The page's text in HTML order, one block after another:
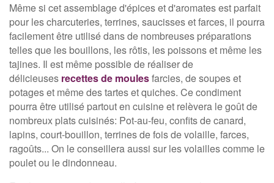
Même si cet assemblage d'épices et d'aromates est parfait
pour les charcuteries, terrines, saucisses et farces, il pourra
facilement être utilisé dans de nombreuses préparations
telles que les bouillons, les rôtis, les poissons et même les
tajines. Il est même possible de réaliser de
délicieuses recettes de moulesfarcies, de soupes et
potages et même des tartes et quiches. Ce condiment
pourra être utilisé partout en cuisine et relèvera le goût de
nombreux plats cuisinés: Pot-au-feu, confits de canard,
lapins, court-bouillon, terrines de fois de volaille, farces,
ragoûts... On le conseillera aussi sur les volailles comme le
poulet ou le dindonneau.